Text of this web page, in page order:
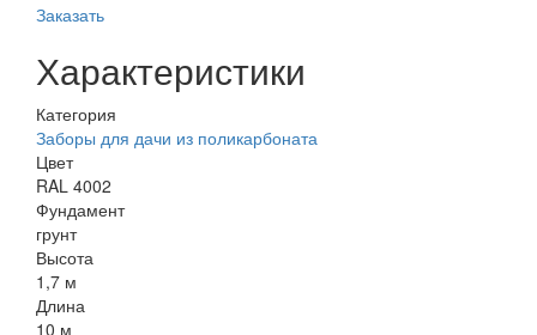
Заказать
Характеристики
Категория
Заборы для дачи из поликарбоната
Цвет
RAL 4002
Фундамент
грунт
Высота
1,7 м
Длина
10 м